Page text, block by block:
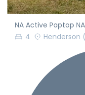
NA Active Poptop
4
Henderson